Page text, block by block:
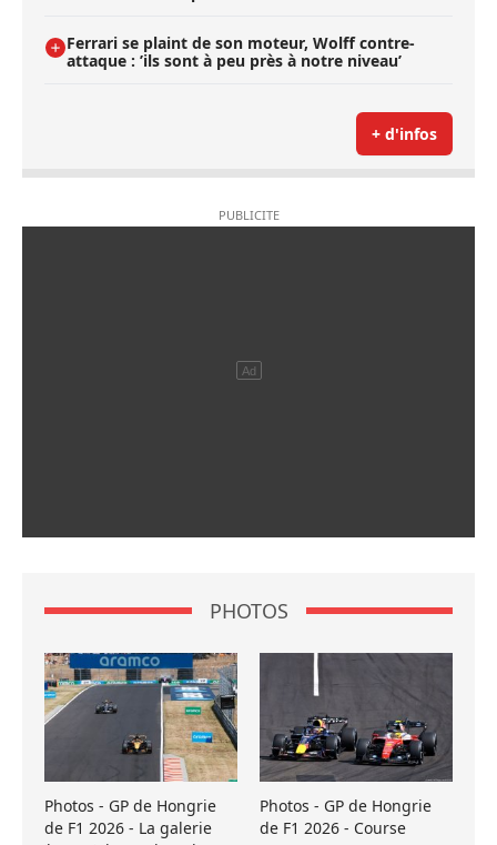
Ferrari se plaint de son moteur, Wolff contre-
attaque : ’ils sont à peu près à notre niveau’
+ d'infos
PHOTOS
Photos - GP de Hongrie
de F1 2026 - La galerie
Photos - GP de Hongrie
de F1 2026 - Course